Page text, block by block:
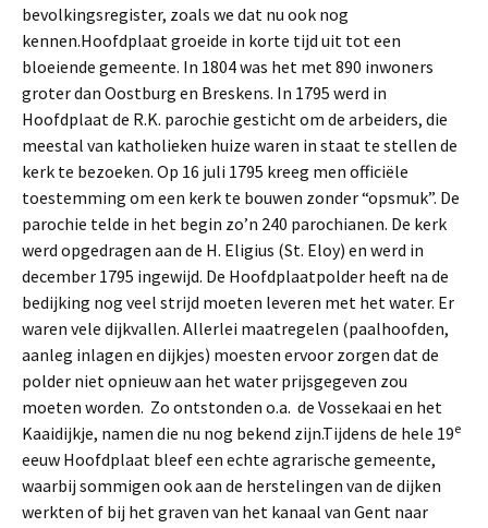
bevolkingsregister, zoals we dat nu ook nog
kennen.Hoofdplaat groeide in korte tijd uit tot een
bloeiende gemeente. In 1804 was het met 890 inwoners
groter dan Oostburg en Breskens. In 1795 werd in
Hoofdplaat de R.K. parochie gesticht om de arbeiders, die
meestal van katholieken huize waren in staat te stellen de
kerk te bezoeken. Op 16 juli 1795 kreeg men officiële
toestemming om een kerk te bouwen zonder “opsmuk”. De
parochie telde in het begin zo’n 240 parochianen. De kerk
werd opgedragen aan de H. Eligius (St. Eloy) en werd in
december 1795 ingewijd. De Hoofdplaatpolder heeft na de
bedijking nog veel strijd moeten leveren met het water. Er
waren vele dijkvallen. Allerlei maatregelen (paalhoofden,
aanleg inlagen en dijkjes) moesten ervoor zorgen dat de
polder niet opnieuw aan het water prijsgegeven zou
moeten worden. Zo ontstonden o.a. de Vossekaai en het
Kaaidijkje, namen die nu nog bekend zijn.Tijdens de hele 19e
eeuw Hoofdplaat bleef een echte agrarische gemeente,
waarbij sommigen ook aan de herstelingen van de dijken
werkten of bij het graven van het kanaal van Gent naar